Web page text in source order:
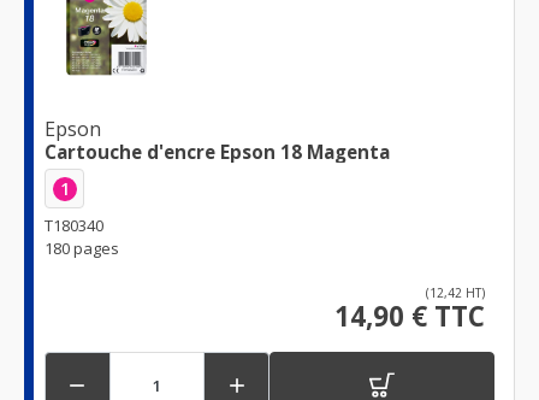
Epson
Cartouche d'encre Epson 18 Magenta
1
T180340
180 pages
(12,42 HT)
14,90 € TTC
 